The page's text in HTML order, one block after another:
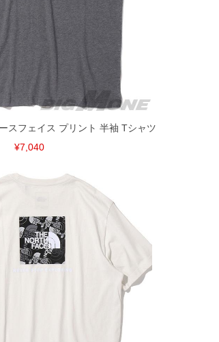
スフェイス プリント 半袖 Tシャツ
¥7,040